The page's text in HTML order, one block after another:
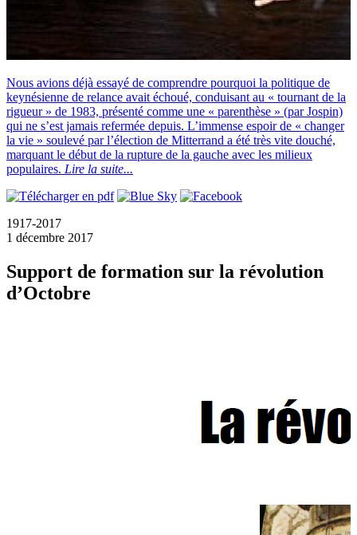
Nous avions déjà essayé de comprendre pourquoi la politique de
keynésienne de relance avait échoué, conduisant au « tournant de la
rigueur » de 1983, présenté comme une « parenthèse » (par Jospin)
qui ne s’est jamais refermée depuis. L’immense espoir de « changer
la vie » soulevé par l’élection de Mitterrand a été très vite douché,
marquant le début de la rupture de la gauche avec les milieux
populaires. Lire la suite...
1917-2017
1 décembre 2017
Support de formation sur la révolution
d’Octobre